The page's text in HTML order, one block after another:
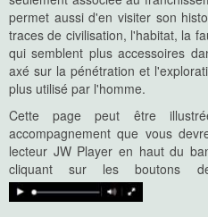
permet aussi d'en visiter son
traces de civilisation, l'habitat, la
qui semblent plus accessoires
axé sur la pénétration et
plus utilisé par l'homme.
Cette page peut être
accompagnement que vous
lecteur JW Player en haut du
cliquant sur les boutons